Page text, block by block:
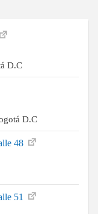
D.C
D.C
48
51